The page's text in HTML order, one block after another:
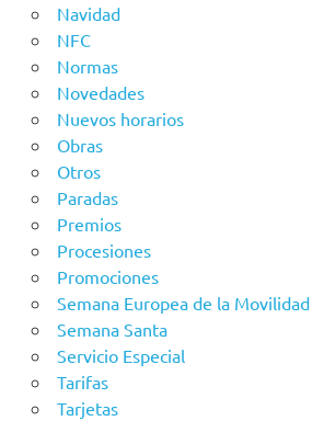
Navidad
NFC
Normas
Novedades
Nuevos horarios
Obras
Otros
Paradas
Premios
Procesiones
Promociones
Semana Europea de la Movilidad
Semana Santa
Servicio Especial
Tarifas
Tarjetas